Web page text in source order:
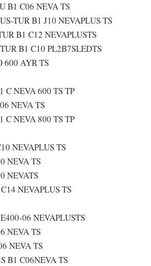
B1 C06 NEVA TS
TUR B1 J10 NEVAPLUS TS
B1 C12 NEVAPLUSTS
B1 C10 PL2B7SLEDTS
600 AYR TS
C NEVA 600 TS TP
NEVA TS
C NEVA 800 TS TP
NEVAPLUS TS
NEVA TS
NEVATS
NEVAPLUS TS
06 NEVAPLUSTS
NEVA TS
NEVA TS
B1 C06NEVA TS